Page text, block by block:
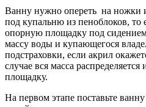
Ванну нужно опереть на
под купальню из пеноблоков, то
опорную площадку под
массу воды и купающегося
подстраховки, если акрил
случае вся масса
площадку.
На первом этапе поставьте